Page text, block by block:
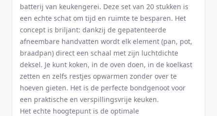
batterij van keukengerei. Deze set van 20 stukken is
een echte schat om tijd en ruimte te besparen. Het
concept is briljant: dankzij de gepatenteerde
afneembare handvatten wordt elk element (pan, pot,
braadpan) direct een schaal met zijn luchtdichte
deksel. Je kunt koken, in de oven doen, in de koelkast
zetten en zelfs restjes opwarmen zonder over te
hoeven gieten. Het is de perfecte bondgenoot voor
een praktische en verspillingsvrije keuken.
Het echte hoogtepunt is de optimale